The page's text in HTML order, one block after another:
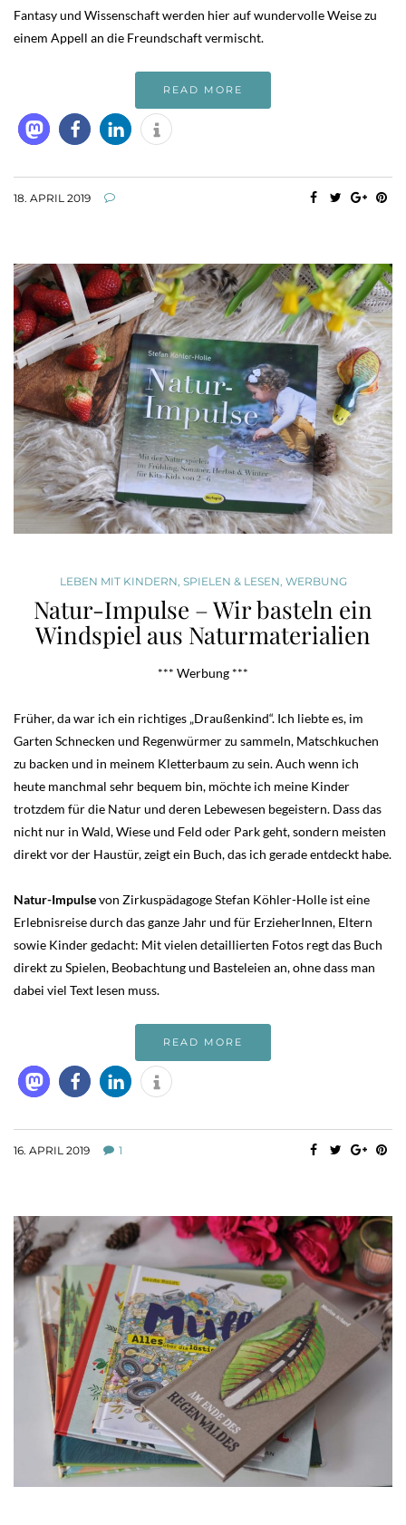
Fantasy und Wissenschaft werden hier auf wundervolle Weise zu
einem Appell an die Freundschaft vermischt.
READ MORE
18. APRIL 2019
LEBEN MIT KINDERN, SPIELEN & LESEN, WERBUNG
Natur-Impulse – Wir basteln ein
Windspiel aus Naturmaterialien
*** Werbung ***
Früher, da war ich ein richtiges „Draußenkind“. Ich liebte es, im
Garten Schnecken und Regenwürmer zu sammeln, Matschkuchen
zu backen und in meinem Kletterbaum zu sein. Auch wenn ich
heute manchmal sehr bequem bin, möchte ich meine Kinder
trotzdem für die Natur und deren Lebewesen begeistern. Dass das
nicht nur in Wald, Wiese und Feld oder Park geht, sondern meisten
direkt vor der Haustür, zeigt ein Buch, das ich gerade entdeckt habe.
Natur-Impulsevon Zirkuspädagoge Stefan Köhler-Holle ist eine
Erlebnisreise durch das ganze Jahr und für ErzieherInnen, Eltern
sowie Kinder gedacht: Mit vielen detaillierten Fotos regt das Buch
direkt zu Spielen, Beobachtung und Basteleien an, ohne dass man
dabei viel Text lesen muss.
READ MORE
16. APRIL 2019 1